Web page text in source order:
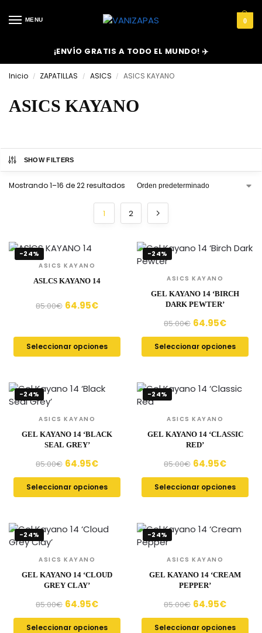
MENU 0
¡ENVÍO GRATIS A TODO EL MUNDO! ✈️
Inicio / ZAPATILLAS / ASICS / ASICS KAYANO
ASICS KAYANO
SHOW FILTERS
Mostrando 1–16 de 22 resultados
1 2
-24%
ASICS KAYANO
ASLCS KAYANO 14
85.00€ 64.95€
Seleccionar opciones
-24%
ASICS KAYANO
GEL KAYANO 14 ‘BIRCH
DARK PEWTER’
85.00€ 64.95€
Seleccionar opciones
-24%
ASICS KAYANO
GEL KAYANO 14 ‘BLACK
SEAL GREY’
85.00€ 64.95€
Seleccionar opciones
-24%
ASICS KAYANO
GEL KAYANO 14 ‘CLASSIC
RED’
85.00€ 64.95€
Seleccionar opciones
-24%
ASICS KAYANO
GEL KAYANO 14 ‘CLOUD
GREY CLAY’
85.00€ 64.95€
Seleccionar opciones
-24%
ASICS KAYANO
GEL KAYANO 14 ‘CREAM
PEPPER’
85.00€ 64.95€
Seleccionar opciones